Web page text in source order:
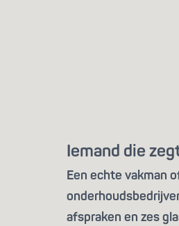
Iemand die
Een echte vakman
afspraken en zes